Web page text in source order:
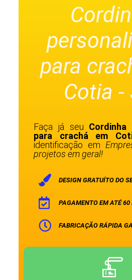
para
Cotia -
Faça já seu Cordinha
para crachá em
identificação em
projetos em geral!
DESIGN GRATUÍTO DO
PAGAMENTO EM ATÉ 60
FABRICAÇÃO RÁPIDA